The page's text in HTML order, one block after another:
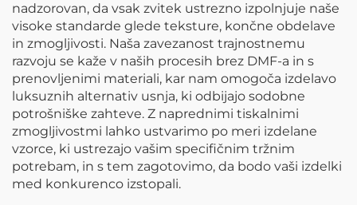
nadzorovan, da vsak zvitek ustrezno izpolnjuje naše
visoke standarde glede teksture, končne obdelave
in zmogljivosti. Naša zavezanost trajnostnemu
razvoju se kaže v naših procesih brez DMF-a in s
prenovljenimi materiali, kar nam omogoča izdelavo
luksuznih alternativ usnja, ki odbijajo sodobne
potrošniške zahteve. Z naprednimi tiskalnimi
zmogljivostmi lahko ustvarimo po meri izdelane
vzorce, ki ustrezajo vašim specifičnim tržnim
potrebam, in s tem zagotovimo, da bodo vaši izdelki
med konkurenco izstopali.